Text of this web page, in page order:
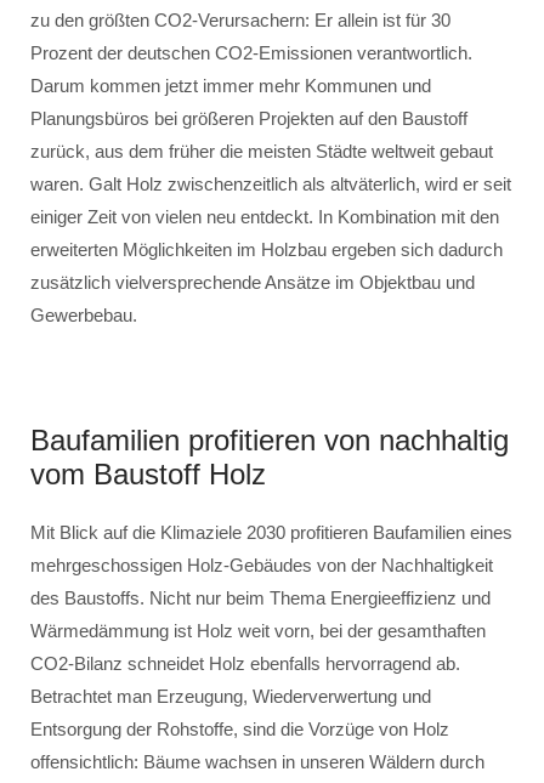
zu den größten CO2-Verursachern: Er allein ist für 30
Prozent der deutschen CO2-Emissionen verantwortlich.
Darum kommen jetzt immer mehr Kommunen und
Planungsbüros bei größeren Projekten auf den Baustoff
zurück, aus dem früher die meisten Städte weltweit gebaut
waren. Galt Holz zwischenzeitlich als altväterlich, wird er seit
einiger Zeit von vielen neu entdeckt. In Kombination mit den
erweiterten Möglichkeiten im Holzbau ergeben sich dadurch
zusätzlich vielversprechende Ansätze im Objektbau und
Gewerbebau.
Baufamilien profitieren von nachhaltig
vom Baustoff Holz
Mit Blick auf die Klimaziele 2030 profitieren Baufamilien eines
mehrgeschossigen Holz-Gebäudes von der Nachhaltigkeit
des Baustoffs. Nicht nur beim Thema Energieeffizienz und
Wärmedämmung ist Holz weit vorn, bei der gesamthaften
CO2-Bilanz schneidet Holz ebenfalls hervorragend ab.
Betrachtet man Erzeugung, Wiederverwertung und
Entsorgung der Rohstoffe, sind die Vorzüge von Holz
offensichtlich: Bäume wachsen in unseren Wäldern durch